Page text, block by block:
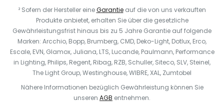
² Sofern der Hersteller eineGarantieauf die von uns verkauften
Produkte anbietet, erhalten Sie über die gesetzliche
Gewährleistungsfrist hinaus bis zu 5 Jahre Garantie auf folgende
Marken: Arcchio, Bopp, Brumberg, CMD, Deko-Light, Dotlux, Erco,
Escale, EVN, Glamox, Juliana, LTS, Lucande, Paulmann, Performance
in Lighting, Philips, Regent, Ribag, RZB, Schuller, Siteco, SLV, Steinel,
The Light Group, Westinghouse, WIBRE, XAL, Zumtobel
Nähere Informationen bezüglich Gewährleistung können Sie
unseren AGB entnehmen.